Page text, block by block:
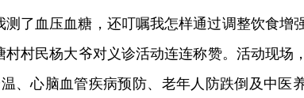
测了血压血糖，还叮嘱我怎样通过调整饮食增
村村民杨大爷对义诊活动连连称赞。活动现场
、心脑血管疾病预防、老年人防跌倒及中医